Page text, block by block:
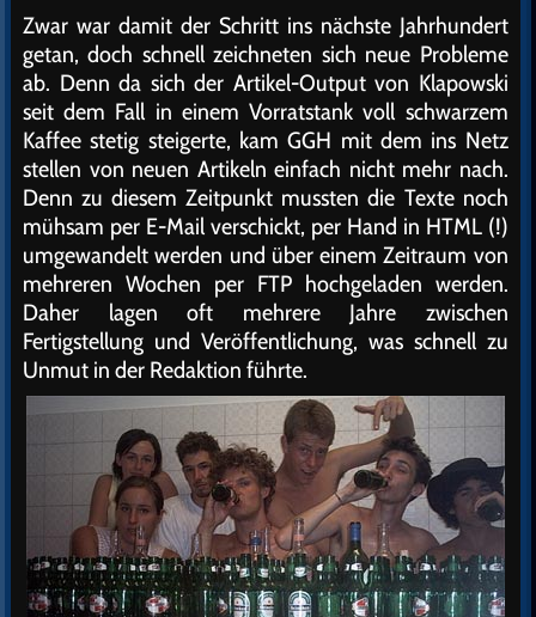
Zwar war damit der Schritt ins nächste Jahrhundert
getan, doch schnell zeichneten sich neue Probleme
ab. Denn da sich der Artikel-Output von Klapowski
seit dem Fall in einem Vorratstank voll schwarzem
Kaffee stetig steigerte, kam GGH mit dem ins Netz
stellen von neuen Artikeln einfach nicht mehr nach.
Denn zu diesem Zeitpunkt mussten die Texte noch
mühsam per E-Mail verschickt, per Hand in HTML (!)
umgewandelt werden und über einem Zeitraum von
mehreren Wochen per FTP hochgeladen werden.
Daher lagen oft mehrere Jahre zwischen
Fertigstellung und Veröffentlichung, was schnell zu
Unmut in der Redaktion führte.